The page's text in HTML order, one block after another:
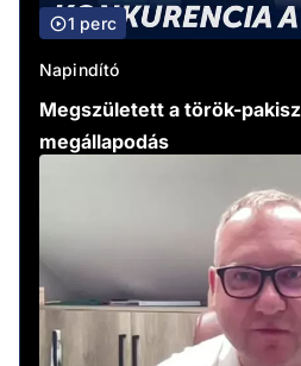
1 perc
Napindító
Megszületett a török-
megállapodás